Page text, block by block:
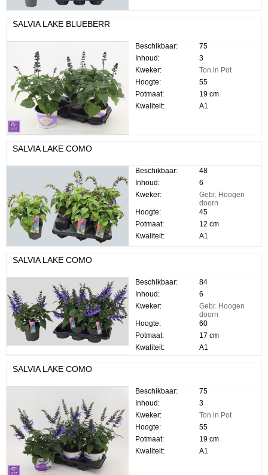
SALVIA LAKE BLUEBERR
Beschikbaar:
75
Inhoud:
3
Kweker:
Ton in Pot
Hoogte:
55
Potmaat:
19 cm
Kwaliteit:
A1
SALVIA LAKE COMO
Beschikbaar:
48
Inhoud:
6
Kweker:
Gebr. Hoogen
doorn
Hoogte:
45
Potmaat:
12 cm
Kwaliteit:
A1
SALVIA LAKE COMO
Beschikbaar:
84
Inhoud:
6
Kweker:
Gebr. Hoogen
doorn
Hoogte:
60
Potmaat:
17 cm
Kwaliteit:
A1
SALVIA LAKE COMO
Beschikbaar:
75
Inhoud:
3
Kweker:
Ton in Pot
Hoogte:
55
Potmaat:
19 cm
Kwaliteit:
A1